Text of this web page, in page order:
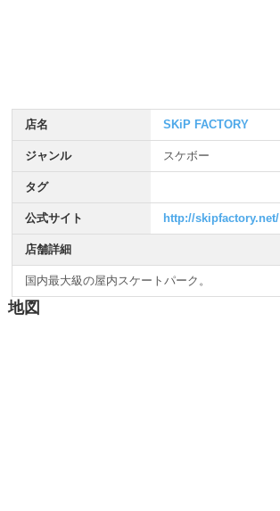
店名 SKiP FACTORY
ジャンル スケボー
タグ
公式サイト http://skipfactory.net/
店舗詳細
国内最大級の屋内スケートパーク。
地図